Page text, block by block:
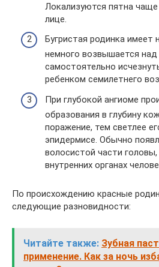
Локализуются пятна чаще
лице.
Бугристая родинка имеет
немного возвышается
самостоятельно
ребенком семилетнего
При глубокой ангиоме
образования в глубину
поражение, тем светлее
эпидермисе. Обычно
волосистой части
внутренних органах
По происхождению красные
следующие разновидности:
Читайте также: Зубная
применение. Как за ночь